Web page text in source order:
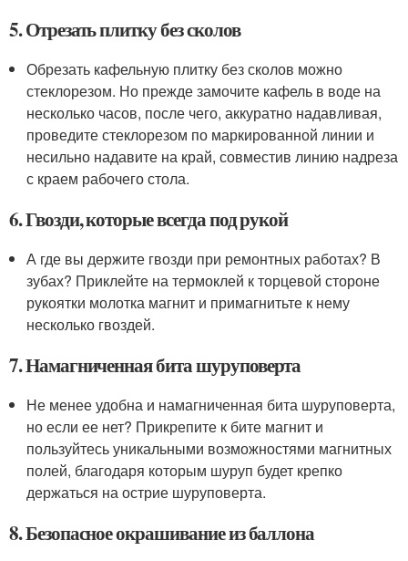
5. Отрезать плитку без сколов
Обрезать кафельную плитку без сколов можно
стеклорезом. Но прежде замочите кафель в воде на
несколько часов, после чего, аккуратно надавливая,
проведите стеклорезом по маркированной линии и
несильно надавите на край, совместив линию надреза
с краем рабочего стола.
6. Гвозди, которые всегда под рукой
А где вы держите гвозди при ремонтных работах? В
зубах? Приклейте на термоклей к торцевой стороне
рукоятки молотка магнит и примагнитьте к нему
несколько гвоздей.
7. Намагниченная бита шуруповерта
Не менее удобна и намагниченная бита шуруповерта,
но если ее нет? Прикрепите к бите магнит и
пользуйтесь уникальными возможностями магнитных
полей, благодаря которым шуруп будет крепко
держаться на острие шуруповерта.
8. Безопасное окрашивание из баллона